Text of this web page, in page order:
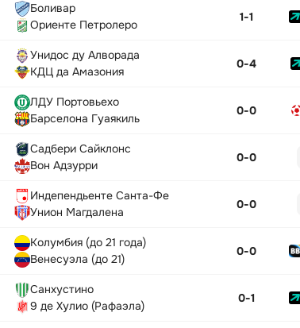
Боливар
Ориенте Петролеро
1-1
Унидос ду Алворада
КДЦ да Амазония
0-4
ЛДУ Портовьехо
Барселона Гуаякиль
0-0
Садбери Сайклонс
Вон Адзурри
0-0
Индепендьенте Санта-Фе
Унион Магдалена
0-0
Колумбия (до 21 года)
Венесуэла (до 21)
0-0
Санхустино
9 де Хулио (Рафаэла)
0-1